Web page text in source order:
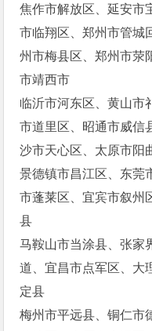
焦作市解放区、延安市
市临翔区、郑州市管城
州市梅县区、郑州市荥
市靖西市
临沂市河东区、黄山市
市道里区、昭通市威信
沙市天心区、太原市阳
景德镇市昌江区、东莞
市蓬莱区、宜宾市叙州
县
马鞍山市当涂县、张家
道、宜昌市点军区、大
定县
梅州市平远县、铜仁市